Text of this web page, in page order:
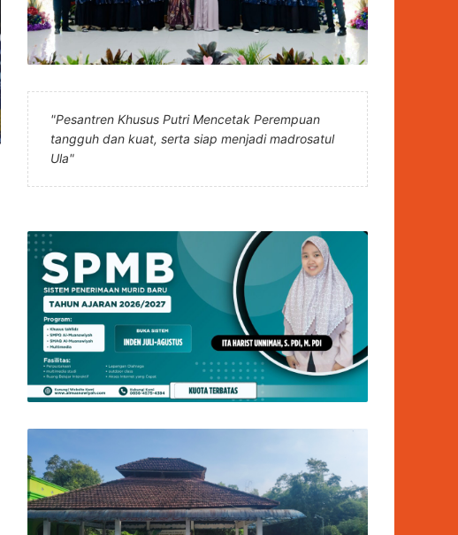
"Pesantren Khusus Putri Mencetak Perempuan
tangguh dan kuat, serta siap menjadi madrosatul
Ula"